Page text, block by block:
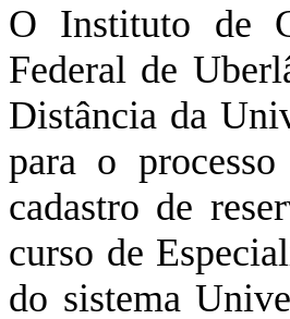
O Instituto de
Federal de
Distância da
para o
cadastro de
curso de
do sistema